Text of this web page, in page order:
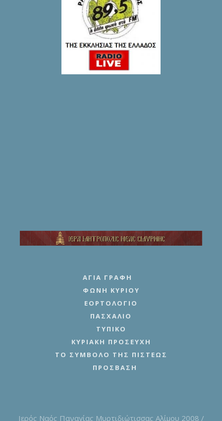
ΑΓΊΑ ΓΡΑΦΉ
ΦΩΝΉ ΚΥΡΊΟΥ
ΕΟΡΤΟΛΌΓΙΟ
ΠΑΣΧΆΛΙΟ
ΤΥΠΙΚΌ
ΚΥΡΙΑΚΉ ΠΡΟΣΕΥΧΉ
ΤΟ ΣΎΜΒΟΛΟ ΤΗΣ ΠΊΣΤΕΩΣ
ΠΡΌΣΒΑΣΗ
Ιερός Ναός Παναγίας Μυρτιδιώτισσας Αλίμου 2008 /